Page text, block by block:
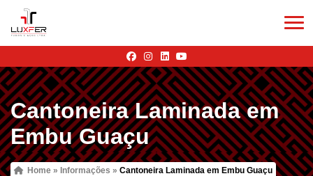
Cantoneira Laminada em
Embu Guaçu
Home » Informações » Cantoneira Laminada em Embu Guaçu